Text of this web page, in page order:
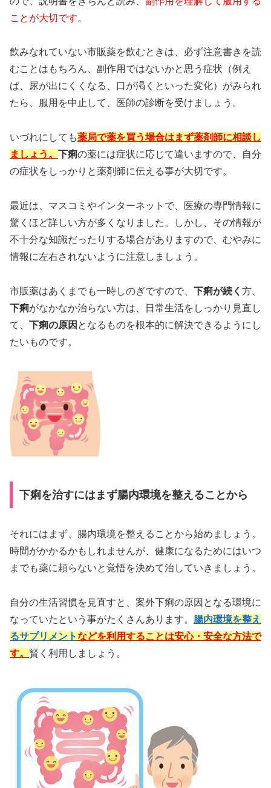
ことが大切です。
飲みなれていない市販薬を飲むときは、必ず注意書きを読
むことはもちろん、副作用ではないかと思う症状（例え
ば、尿が出にくくなる、口が渇くといった変化）がみられ
たら、服用を中止して、医師の診断を受けましょう。
いづれにしても薬局で薬を買う場合はまず薬剤師に相談し
ましょう。 下痢の薬には症状に応じて違いますので、自分
の症状をしっかりと薬剤師に伝える事が大切です。
最近は、マスコミやインターネットで、医療の専門情報に
驚くほど詳しい方が多くなりました。しかし、その情報が
不十分な知識だったりする場合がありますので、むやみに
情報に左右されないように注意しましょう。
市販薬はあくまでも一時しのぎですので、 下痢が続く 方、
下痢がなかなか治らない方は、日常生活をしっかり見直し
て、 下痢の原因 となるものを根本的に解決できるようにし
たいものです。
下痢を治すにはまず腸内環境を整えることから
それにはまず、腸内環境を整えることから始めましょう。
時間がかかるかもしれませんが、健康になるためにはいつ
までも薬に頼らないと覚悟を決めて治していきましょう。
自分の生活習慣を見直すと、案外下痢の原因となる環境に
なっていたという事がたくさんあります。 腸内環境を整え
るサプリメントなどを利用することは安心・安全な方法で
す。 賢く利用しましょう。